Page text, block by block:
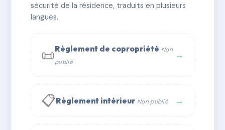
📞 Contacter Syndic Digital
sécurité de la résidence, traduits en plusieurs
langues.
📜Règlement de copropriété Non
publié
→
📋Règlement intérieur Non publié →